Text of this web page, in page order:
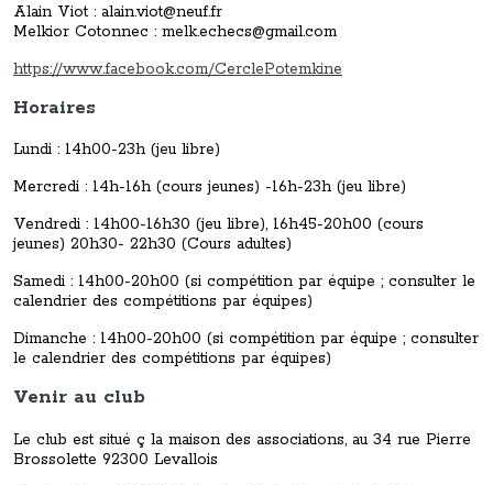
Alain Viot : alain.viot@neuf.fr
Melkior Cotonnec : melk.echecs@gmail.com
https://www.facebook.com/CerclePotemkine
Horaires
Lundi : 14h00-23h (jeu libre)
Mercredi : 14h-16h (cours jeunes) -16h-23h (jeu libre)
Vendredi : 14h00-16h30 (jeu libre), 16h45-20h00 (cours
jeunes) 20h30- 22h30 (Cours adultes)
Samedi : 14h00-20h00 (si compétition par équipe ; consulter le
calendrier des compétitions par équipes)
Dimanche : 14h00-20h00 (si compétition par équipe ; consulter
le calendrier des compétitions par équipes)
Venir au club
Le club est situé ç la maison des associations, au 34 rue Pierre
Brossolette 92300 Levallois